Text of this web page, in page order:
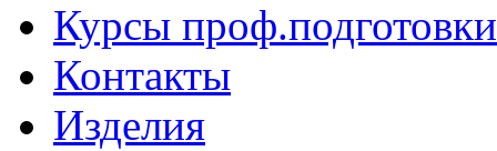
Курсы проф.подготовки
Контакты
Изделия